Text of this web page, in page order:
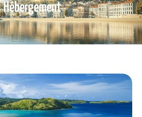
Hébergement